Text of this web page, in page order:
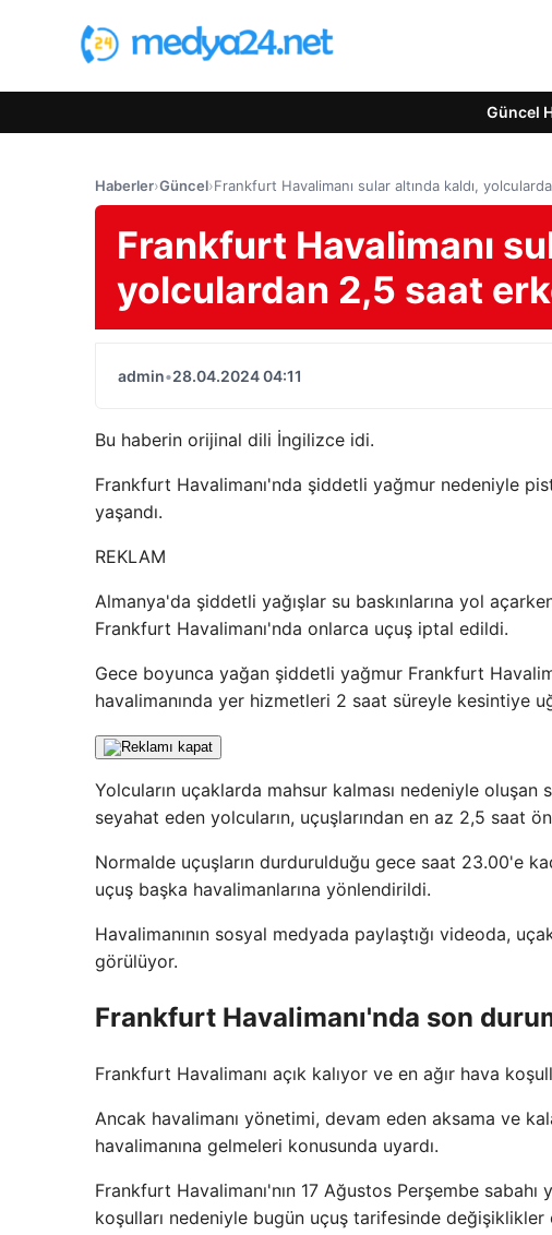
Güncel
Haberler›Güncel›Frankfurt Havalimanı sular altında kaldı,
Frankfurt Havalimanı
yolculardan 2,5 saat
admin•28.04.2024 04:11
Bu haberin orijinal dili İngilizce idi.
Frankfurt Havalimanı'nda şiddetli yağmur nedeniyle
yaşandı.
REKLAM
Almanya'da şiddetli yağışlar su baskınlarına yol
Frankfurt Havalimanı'nda onlarca uçuş iptal edildi.
Gece boyunca yağan şiddetli yağmur Frankfurt
havalimanında yer hizmetleri 2 saat süreyle kesintiye
Yolcuların uçaklarda mahsur kalması nedeniyle
seyahat eden yolcuların, uçuşlarından en az 2,5 saat
Normalde uçuşların durdurulduğu gece saat 23.00'e
uçuş başka havalimanlarına yönlendirildi.
Havalimanının sosyal medyada paylaştığı videoda,
görülüyor.
Frankfurt Havalimanı'nda son
Frankfurt Havalimanı açık kalıyor ve en ağır hava
Ancak havalimanı yönetimi, devam eden aksama ve
havalimanına gelmeleri konusunda uyardı.
Frankfurt Havalimanı'nın 17 Ağustos Perşembe sabahı
koşulları nedeniyle bugün uçuş tarifesinde değişiklikler